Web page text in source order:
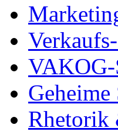
Geheime
Rhetorik